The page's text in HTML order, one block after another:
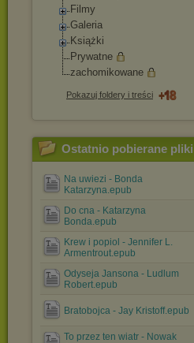
Filmy
Galeria
Książki
Prywatne
zachomikowane
Pokazuj foldery i treści
Ostatnio pobierane pliki
Na uwiezi - Bonda
Katarzyna.epub
Do cna - Katarzyna
Bonda.epub
Krew i popiol - Jennifer L.
Armentrout.epub
Odyseja Jansona - Ludlum
Robert.epub
Bratobojca - Jay Kristoff.epub
To przez ten wiatr - Nowak